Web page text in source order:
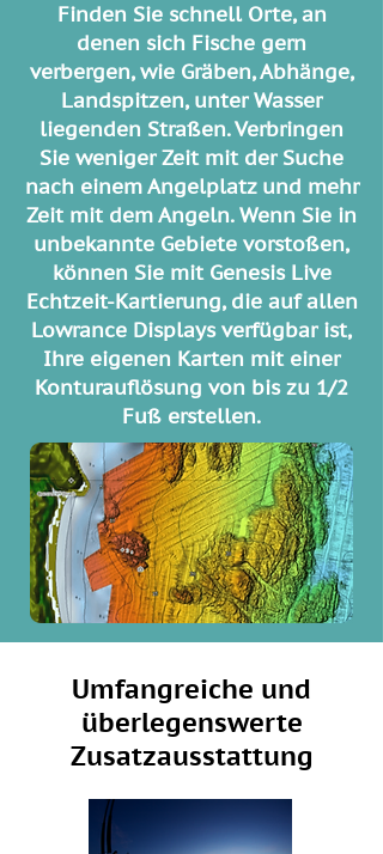
Finden Sie schnell Orte, an
denen sich Fische gern
verbergen, wie Gräben, Abhänge,
Landspitzen, unter Wasser
liegenden Straßen. Verbringen
Sie weniger Zeit mit der Suche
nach einem Angelplatz und mehr
Zeit mit dem Angeln. Wenn Sie in
unbekannte Gebiete vorstoßen,
können Sie mit Genesis Live
Echtzeit-Kartierung, die auf allen
Lowrance Displays verfügbar ist,
Ihre eigenen Karten mit einer
Konturauflösung von bis zu 1/2
Fuß erstellen.
Umfangreiche und
überlegenswerte
Zusatzausstattung